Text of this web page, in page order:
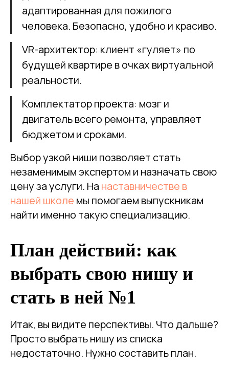
адаптированная для пожилого
человека. Безопасно, удобно и красиво.
VR-архитектор: клиент «гуляет» по
будущей квартире в очках виртуальной
реальности.
Комплектатор проекта: мозг и
двигатель всего ремонта, управляет
бюджетом и сроками.
Выбор узкой ниши позволяет стать
незаменимым экспертом и назначать свою
цену за услуги. На наставничестве в
нашей школе мы помогаем выпускникам
найти именно такую специализацию.
План действий: как
выбрать свою нишу и
стать в ней №1
Итак, вы видите перспективы. Что дальше?
Просто выбрать нишу из списка
недостаточно. Нужно составить план.